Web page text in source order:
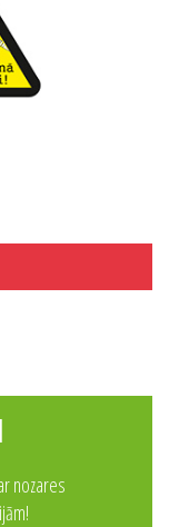
nozares